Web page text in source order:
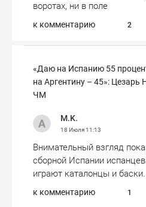
воротах, ни в поле
к комментарию 2
«Даю на Испанию 55
на Аргентину – 45»: Цезарь
ЧМ
M.K.
18 Июля11:13
Внимательный взгляд
сборной Испании испанцев
играют каталонцы и баски.
к комментарию 1